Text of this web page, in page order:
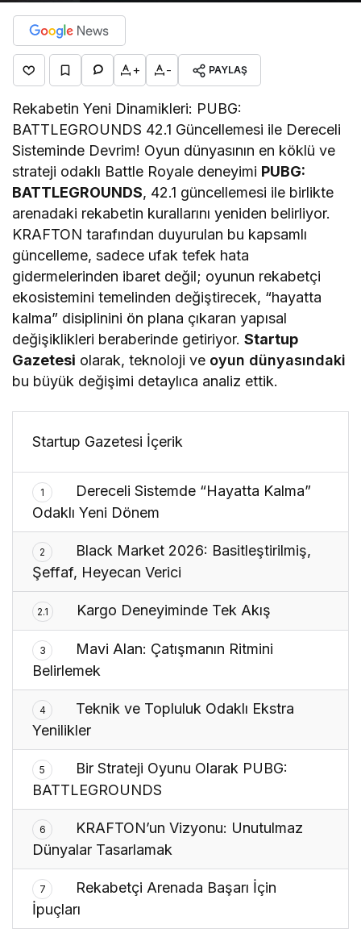
+ - PAYLAŞ
Rekabetin Yeni Dinamikleri: PUBG:
BATTLEGROUNDS 42.1 Güncellemesi ile Dereceli
Sisteminde Devrim! Oyun dünyasının en köklü ve
strateji odaklı Battle Royale deneyimi PUBG:
BATTLEGROUNDS, 42.1 güncellemesi ile birlikte
arenadaki rekabetin kurallarını yeniden belirliyor.
KRAFTON tarafından duyurulan bu kapsamlı
güncelleme, sadece ufak tefek hata
gidermelerinden ibaret değil; oyunun rekabetçi
ekosistemini temelinden değiştirecek, “hayatta
kalma” disiplinini ön plana çıkaran yapısal
değişiklikleri beraberinde getiriyor.Startup
Gazetesi olarak, teknoloji ve oyun dünyasındaki
bu büyük değişimi detaylıca analiz ettik.
Startup Gazetesi İçerik
1
Dereceli Sistemde “Hayatta Kalma”
Odaklı Yeni Dönem
2
Black Market 2026: Basitleştirilmiş,
Şeffaf, Heyecan Verici
2.1 Kargo Deneyiminde Tek Akış
3
Mavi Alan: Çatışmanın Ritmini
Belirlemek
4
Teknik ve Topluluk Odaklı Ekstra
Yenilikler
5
Bir Strateji Oyunu Olarak PUBG:
BATTLEGROUNDS
6
KRAFTON’un Vizyonu: Unutulmaz
Dünyalar Tasarlamak
7
Rekabetçi Arenada Başarı İçin
İpuçları